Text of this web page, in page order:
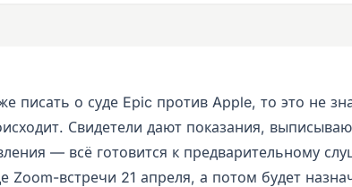
писать о суде Epic против Apple, то это не
Свидетели дают показания,
— всё готовится к предварительному
Zoom-встречи 21 апреля, а потом будет